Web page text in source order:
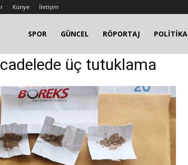
Künye İletişim
SPOR GÜNCEL RÖPORTAJ POLİTİKA
üç tutuklama